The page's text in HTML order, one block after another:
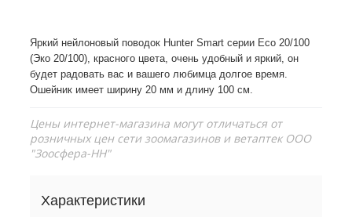
Яркий нейлоновый поводок Hunter Smart серии Eco 20/100
(Эко 20/100), красного цвета, очень удобный и яркий, он
будет радовать вас и вашего любимца долгое время.
Ошейник имеет ширину 20 мм и длину 100 см.
Цены интернет-магазина могут отличаться от
розничных цен сети зоомагазинов и ветаптек ООО
"Зоосфера-НН"
Характеристики